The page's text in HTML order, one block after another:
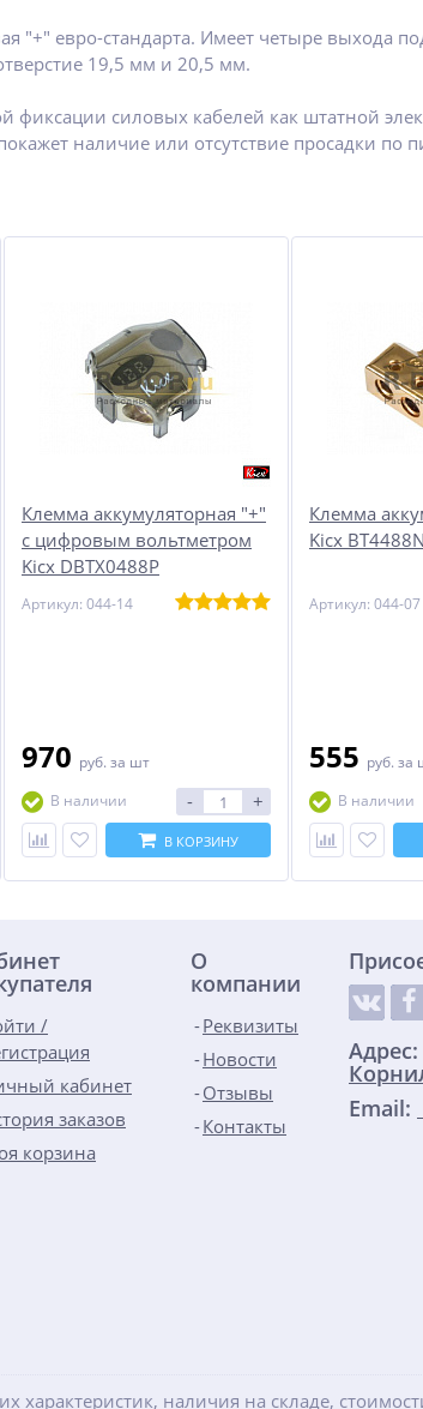
Absorber 10
(Битолон)
285руб.
Разделительный
жидкий воск в
427.50руб.
570 руб.
"+" евро-стандарта. Имеет четыре выхода
19,5 мм и 20,5 мм.
фиксации силовых кабелей как штатной
наличие или отсутствие просадки по
Клемма аккумуляторная "+"
с цифровым вольтметром
Kicx DBTX0488P
Артикул: 044-14
970 руб. за шт
В наличии
- +
В КОРЗИНУ
Клемма
Kicx
Артикул: 044-07
555 руб. за
В наличии
/
кабинет
заказов
корзина
О
компании
Реквизиты
Новости
Отзывы
Контакты
Адрес:
Email:
характеристик, наличия на складе,